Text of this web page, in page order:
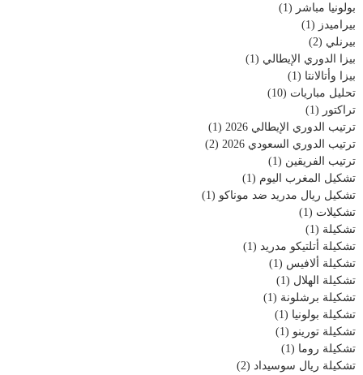
بولونيا مباشر (1)
بيراميدز (1)
بيرنلي (2)
بيزا الدوري الإيطالي (1)
بيزا وأتالانتا (1)
تحليل مباريات (10)
تراكتور (1)
ترتيب الدوري الإيطالي 2026
(1)
ترتيب الدوري السعودي 2026
(2)
ترتيب الفريقين (1)
تشكيل المغرب اليوم (1)
تشكيل ريال مدريد ضد موناكو (1)
تشكيلات (1)
تشكيلة (1)
تشكيلة أتلتيكو مدريد (1)
تشكيلة ألافيس (1)
تشكيلة الهلال (1)
تشكيلة برشلونة (1)
تشكيلة بولونيا (1)
تشكيلة تورينو (1)
تشكيلة روما (1)
تشكيلة ريال سوسيداد (2)